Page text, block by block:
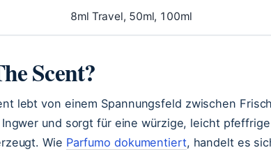
8ml Travel, 50ml, 100ml
Scent?
lebt von einem Spannungsfeld zwischen
und sorgt für eine würzige, leicht pfeffrige
Wie Parfumo dokumentiert, handelt es